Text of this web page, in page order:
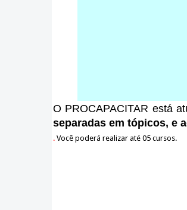
O PROCAPACITAR está
separadas em tópicos, e
. Você poderá realizar até 05 cursos.